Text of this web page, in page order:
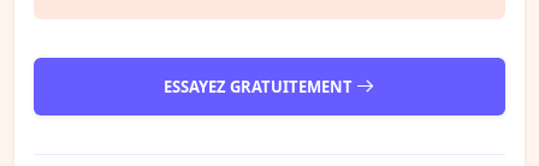
ESSAYEZ GRATUITEMENT